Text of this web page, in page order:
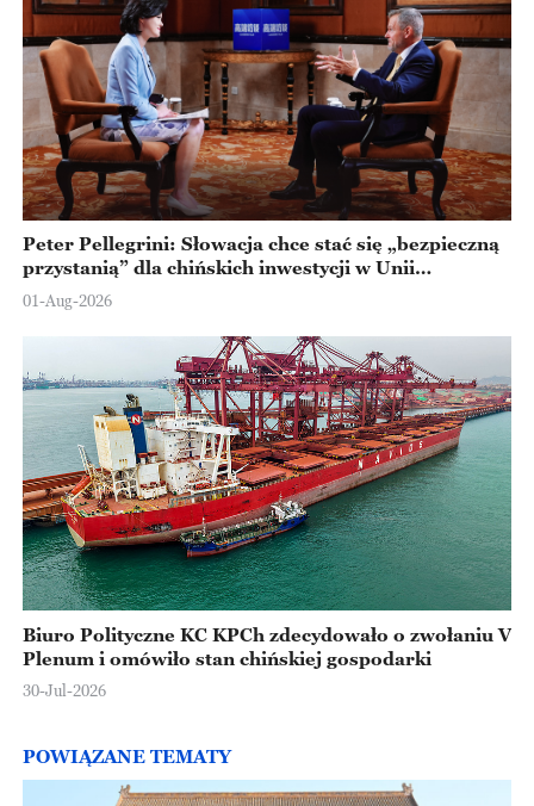
Peter Pellegrini: Słowacja chce stać się „bezpieczną
przystanią” dla chińskich inwestycji w Unii
Europejskiej
01-Aug-2026
Biuro Polityczne KC KPCh zdecydowało o zwołaniu V
Plenum i omówiło stan chińskiej gospodarki
30-Jul-2026
POWIĄZANE TEMATY